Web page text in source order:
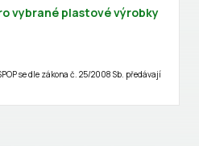
vybrané plastové výrobky
se dle zákona č. 25/2008 Sb. předávají